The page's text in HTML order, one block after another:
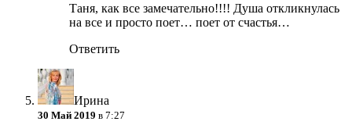
Таня, как все замечательно!!!! Душа откликнулась
на все и просто поет… поет от счастья…
Ответить
Ирина
30 Май 2019 в 7:27